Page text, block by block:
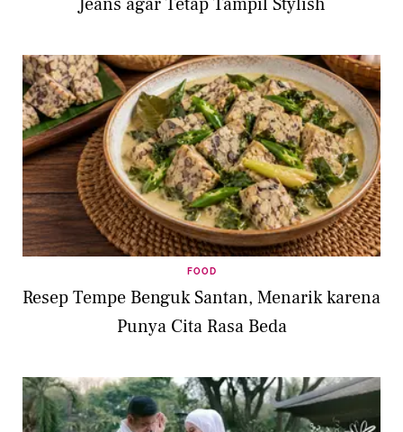
FOOD
Resep Tempe Benguk Santan, Menarik karena
Punya Cita Rasa Beda